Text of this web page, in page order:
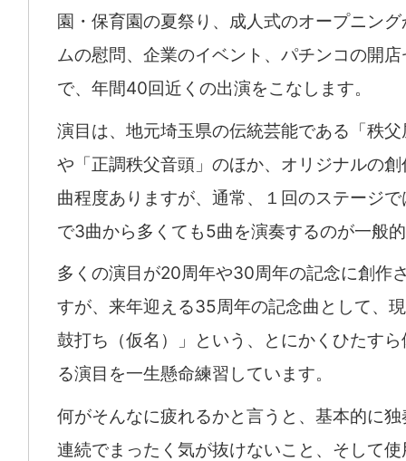
園・保育園の夏祭り、成人式のオープニン
ムの慰問、企業のイベント、パチンコの開
で、年間40回近くの出演をこなします。
演目は、地元埼玉県の伝統芸能である「秩
や「正調秩父音頭」のほか、オリジナルの
曲程度ありますが、通常、１回のステージ
で3曲から多くても5曲を演奏するのが一般
多くの演目が20周年や30周年の記念に創作
すが、来年迎える35周年の記念曲として、
鼓打ち（仮名）」という、とにかくひたす
る演目を一生懸命練習しています。
何がそんなに疲れるかと言うと、基本的に
連続でまったく気が抜けないこと、そして